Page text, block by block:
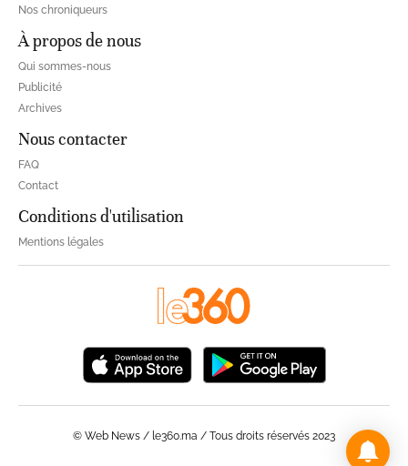
Nos chroniqueurs
À propos de nous
Qui sommes-nous
Publicité
Archives
Nous contacter
FAQ
Contact
Conditions d'utilisation
Mentions légales
© Web News / le360.ma / Tous droits réservés 2023